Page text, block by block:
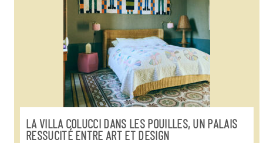
LA VILLA COLUCCI DANS LES POUILLES, UN PALAIS
RESSUCITÉ ENTRE ART ET DESIGN